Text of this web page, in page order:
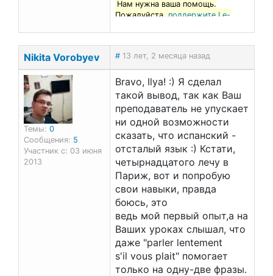
Нам нужна ваша помощь.
Пожалуйста,поддержите Le-
Nikita Vorobyev # 13 лет, 2 месяца назад
Темы: 0
Сообщения: 5
Участник с: 03 июня
2013
Bravo, Ilya! :) Я сделал
такой вывод, так как Ваш
преподаватель не упускает
ни одной возможности
сказать, что испанский -
отсталый язык :) Кстати,
четырнадцатого лечу в
Париж, вот и попробую
свои навыки, правда
боюсь, это
ведь мой первый опыт,а на
Ваших уроках слышал, что
даже "parler lentement
s'il vous plait" помогает
только на одну-две фразы.